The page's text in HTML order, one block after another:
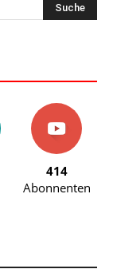
414
Abonnenten